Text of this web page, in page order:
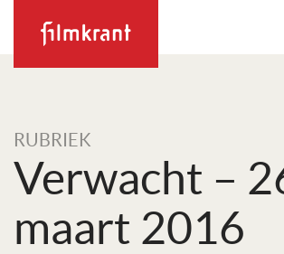
RUBRIEK
Verwacht –
maart 2016